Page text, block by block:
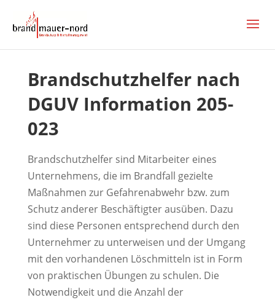
Brandschutzhelfer nach
DGUV Information 205-
023
Brandschutzhelfer sind Mitarbeiter eines
Unternehmens, die im Brandfall gezielte
Maßnahmen zur Gefahrenabwehr bzw. zum
Schutz anderer Beschäftigter ausüben. Dazu
sind diese Personen entsprechend durch den
Unternehmer zu unterweisen und der Umgang
mit den vorhandenen Löschmitteln ist in Form
von praktischen Übungen zu schulen. Die
Notwendigkeit und die Anzahl der